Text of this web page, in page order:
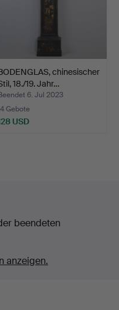
chinesischer
18./19. Jahr…
6. Jul 2023
Gebote
USD
beendeten
anzeigen.